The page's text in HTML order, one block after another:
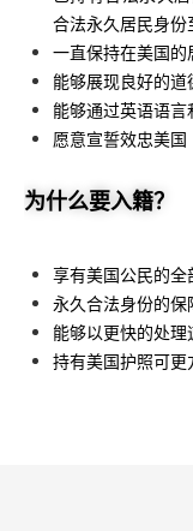
合法永久居民身份
一直保持在美国的
能够展现良好的道
能够通过英语语言
愿意宣誓效忠美国
为什么要入籍？
享有美国公民的全
永久合法身份的
能够以更快的处
持有美国护照可